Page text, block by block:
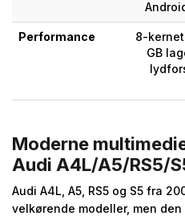
Performance
8-kernet
GB
Moderne
Audi A4L/A5/RS5/
Audi A4L, A5, RS5 og S5 fra
velkørende modeller, men